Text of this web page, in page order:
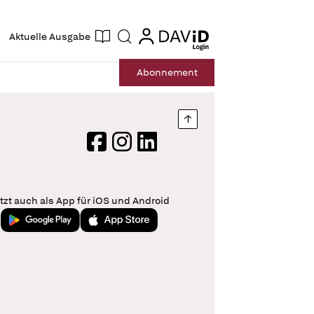
Aktuelle Ausgabe Suche login
login
Abonnement
Nach oben springen
FacebookInstagram
LinkedIn
auch als App für iOS und Android
Jetzt bei Google PlayLaden im App Store